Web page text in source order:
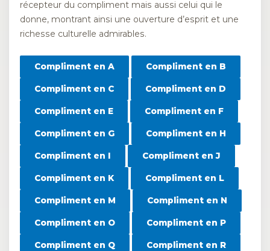
récepteur du compliment mais aussi celui qui le
donne, montrant ainsi une ouverture d’esprit et une
richesse culturelle admirables.
Compliment en A Compliment en B
Compliment en C Compliment en D
Compliment en E Compliment en F
Compliment en G Compliment en H
Compliment en I Compliment en J
Compliment en K Compliment en L
Compliment en M Compliment en N
Compliment en O Compliment en P
Compliment en Q Compliment en R